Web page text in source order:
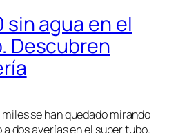
sin agua en el
Descubren
se han quedado mirando
dos averías en el super tubo.